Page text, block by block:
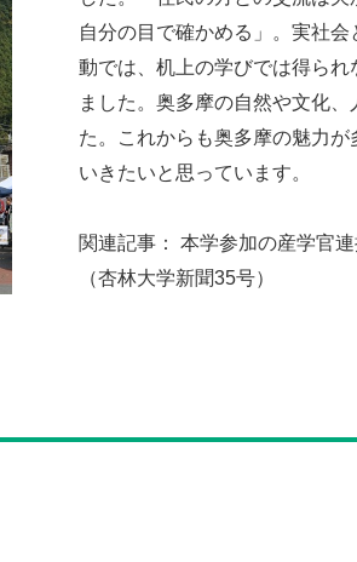
自分の目で確かめる」。実社
動では、机上の学びでは得ら
ました。奥多摩の自然や文化
た。これからも奥多摩の魅力
いきたいと思っています。
関連記事：本学参加の産学官
（杏林大学新聞35号）